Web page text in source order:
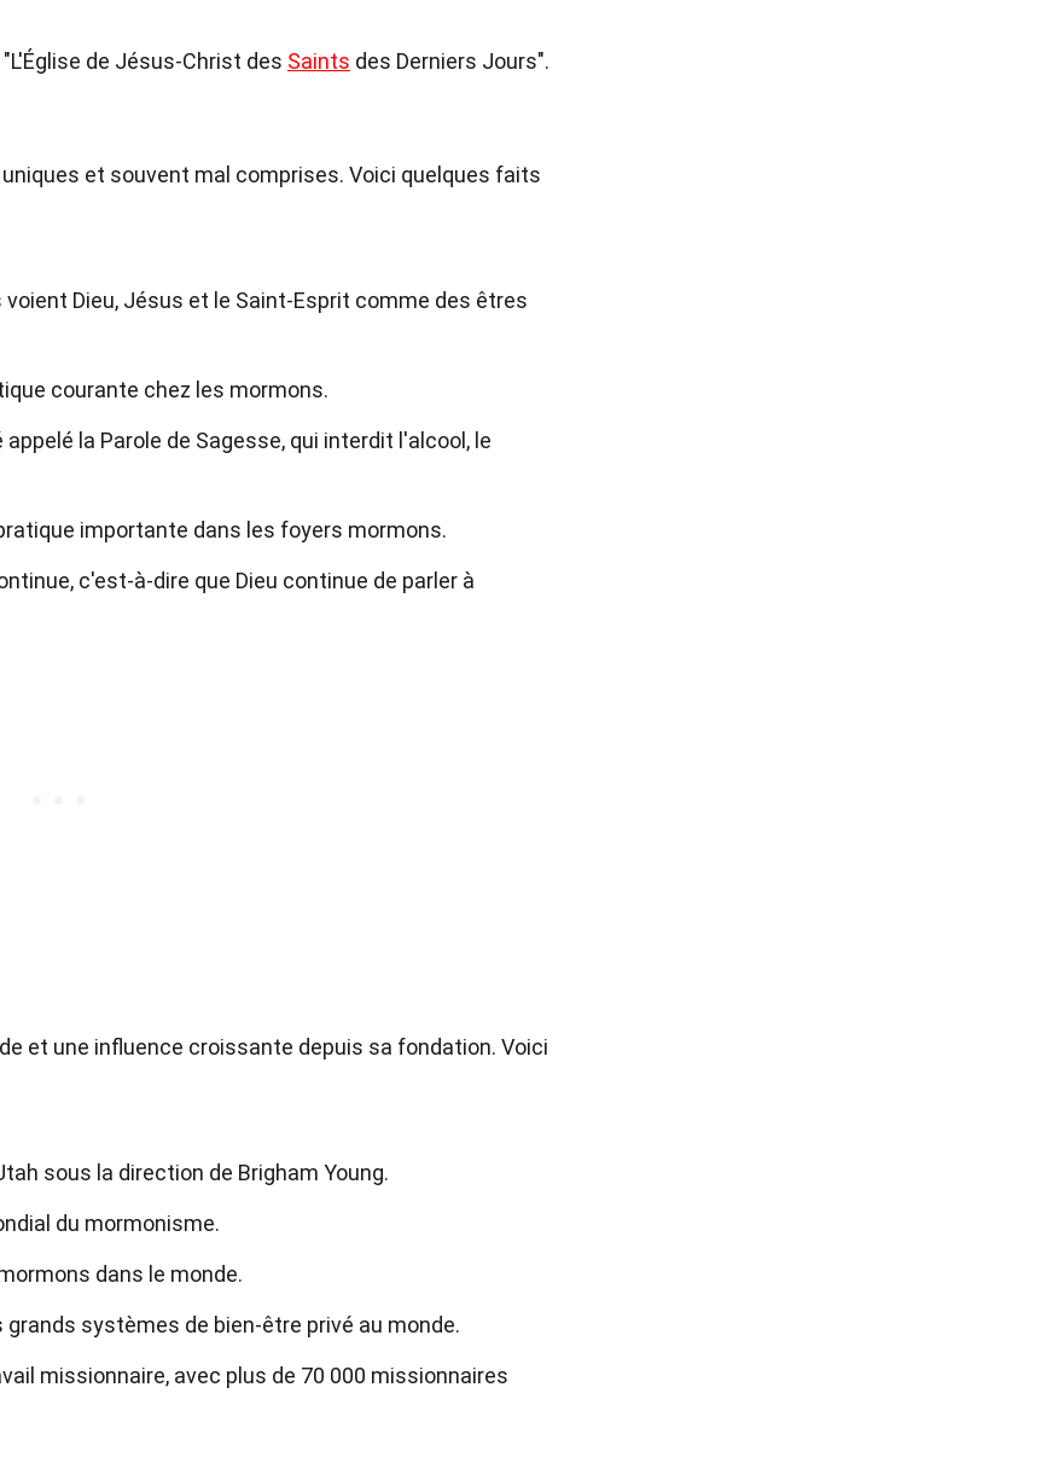
de Jésus-Christ des Saints des Derniers Jours".
et souvent mal comprises. Voici quelques faits
Dieu, Jésus et le Saint-Esprit comme des êtres
courante chez les mormons.
la Parole de Sagesse, qui interdit l'alcool, le
importante dans les foyers mormons.
c'est-à-dire que Dieu continue de parler à
et une influence croissante depuis sa fondation. Voici
sous la direction de Brigham Young.
du mormonisme.
dans le monde.
systèmes de bien-être privé au monde.
missionnaire, avec plus de 70 000 missionnaires